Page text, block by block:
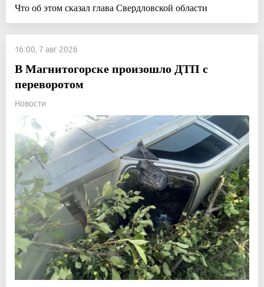
Что об этом сказал глава Свердловской области
16:00, 7 авг 2026
В Магнитогорске произошло ДТП с
переворотом
Новости